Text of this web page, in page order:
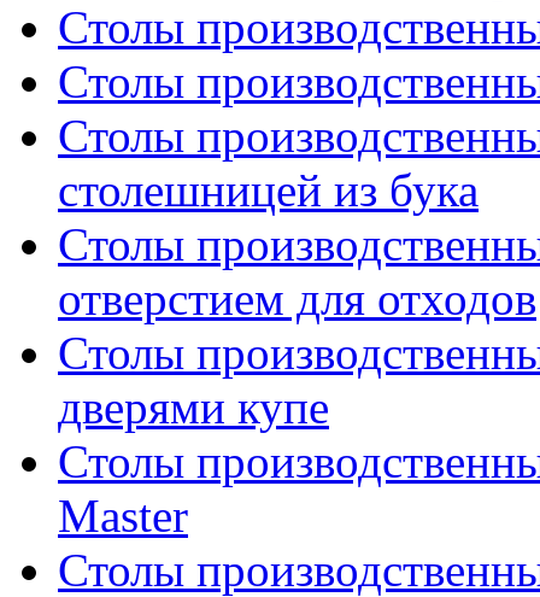
Столы
Столы
Столы
столешницей из бука
Столы
отверстием для отходов
Столы
дверями купе
Столы
Master
Столы